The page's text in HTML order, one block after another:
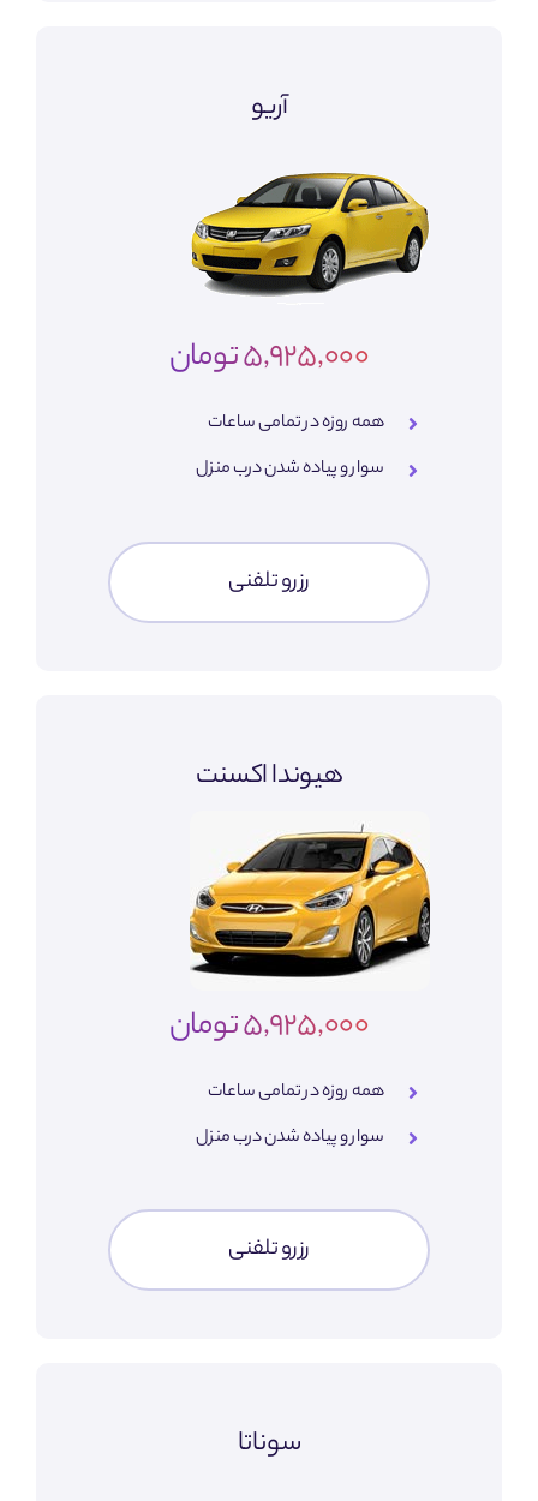
آریو
5,925,000 تومان
همه روزه در تمامی ساعات
سوار و پیاده شدن درب منزل
رزرو تلفنی
هیوندا اکسنت
5,925,000 تومان
همه روزه در تمامی ساعات
سوار و پیاده شدن درب منزل
رزرو تلفنی
سوناتا